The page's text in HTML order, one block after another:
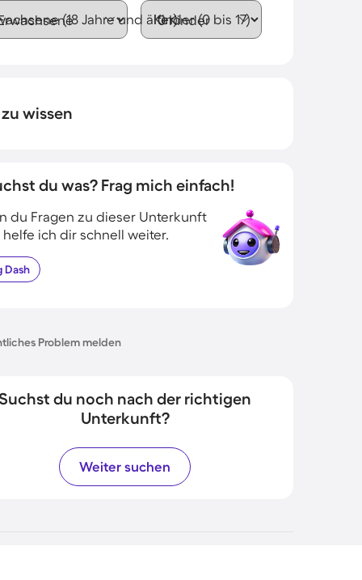
(18 Jahre und älter)Kinder (0 bis 17)
wissen
du was? Frag mich einfach!
du Fragen zu dieser Unterkunft
helfe ich dir schnell weiter.
Dash
Problem melden
du noch nach der richtigen
Unterkunft?
Weiter suchen